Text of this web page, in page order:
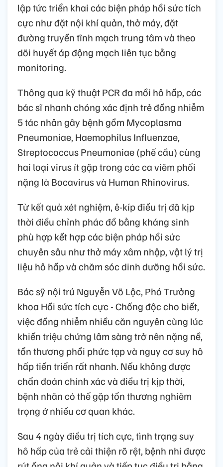
lập tức triển khai các biện pháp hồi sức tích
cực như đặt nội khí quản, thở máy, đặt
đường truyền tĩnh mạch trung tâm và theo
dõi huyết áp động mạch liên tục bằng
monitoring.
Thông qua kỹ thuật PCR đa mồi hô hấp, các
bác sĩ nhanh chóng xác định trẻ đồng nhiễm
5 tác nhân gây bệnh gồm Mycoplasma
Pneumoniae, Haemophilus Influenzae,
Streptococcus Pneumoniae (phế cầu) cùng
hai loại virus ít gặp trong các ca viêm phổi
nặng là Bocavirus và Human Rhinovirus.
Từ kết quả xét nghiệm, ê-kíp điều trị đã kịp
thời điều chỉnh phác đồ bằng kháng sinh
phù hợp kết hợp các biện pháp hồi sức
chuyên sâu như thở máy xâm nhập, vật lý trị
liệu hô hấp và chăm sóc dinh dưỡng hồi sức.
Bác sỹ nội trú Nguyễn Võ Lộc, Phó Trưởng
khoa Hồi sức tích cực - Chống độc cho biết,
việc đồng nhiễm nhiều căn nguyên cùng lúc
khiến triệu chứng lâm sàng trở nên nặng nề,
tổn thương phổi phức tạp và nguy cơ suy hô
hấp tiến triển rất nhanh. Nếu không được
chẩn đoán chính xác và điều trị kịp thời,
bệnh nhân có thể gặp tổn thương nghiêm
trọng ở nhiều cơ quan khác.
Sau 4 ngày điều trị tích cực, tình trạng suy
hô hấp của trẻ cải thiện rõ rệt, bệnh nhi được